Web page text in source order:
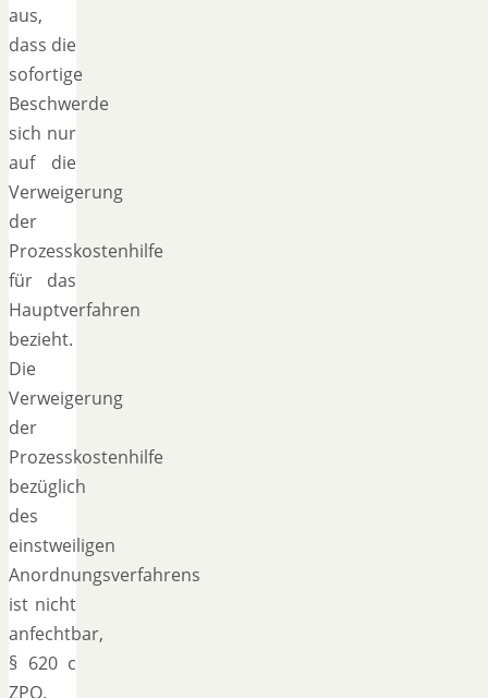
aus,
dass die
sofortige
Beschwerde
sich nur
auf die
Verweigerung
der
Prozesskostenhilfe
für das
Hauptverfahren
bezieht.
Die
Verweigerung
der
Prozesskostenhilfe
bezüglich
des
einstweiligen
Anordnungsverfahrens
ist nicht
anfechtbar,
§ 620 c
ZPO.